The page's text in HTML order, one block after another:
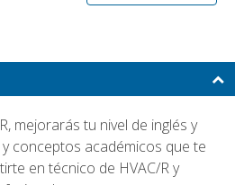
mejorarás tu nivel de inglés y
conceptos académicos que te
en técnico de HVAC/R y